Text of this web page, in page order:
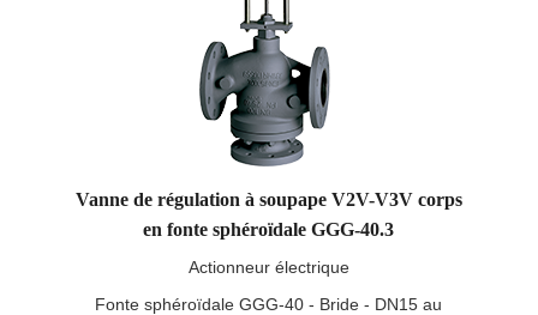
Vanne de régulation à soupape V2V-V3V corps
en fonte sphéroïdale GGG-40.3
Actionneur électrique
Fonte sphéroïdale GGG-40 - Bride - DN15 au